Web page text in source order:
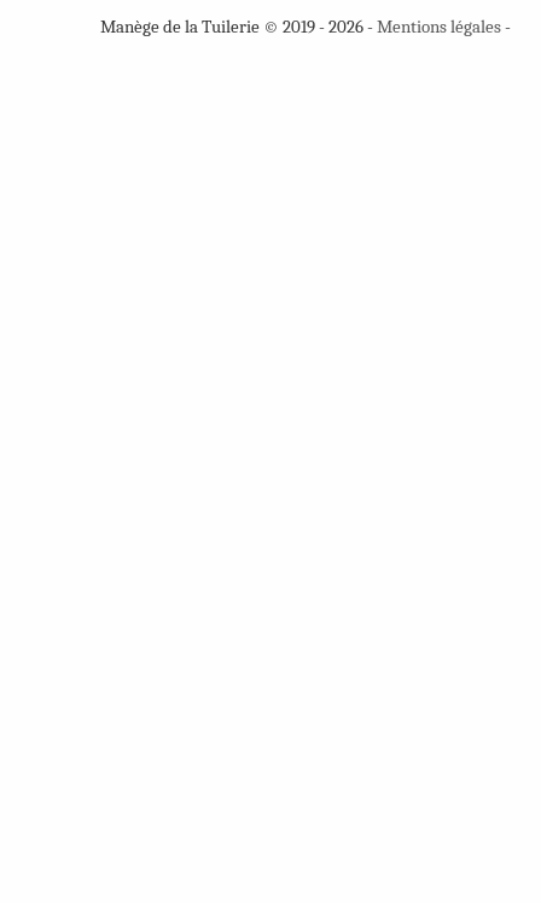
Manège de la Tuilerie © 2019 - 2026 -Mentions légales-